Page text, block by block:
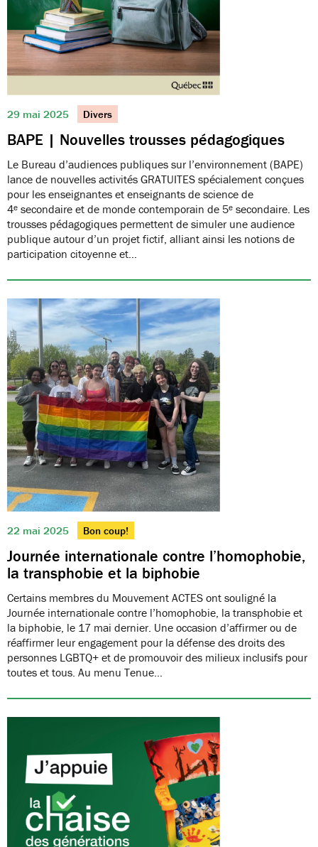
29 mai 2025 Divers
BAPE | Nouvelles trousses pédagogiques
Le Bureau d’audiences publiques sur l’environnement (BAPE)
lance de nouvelles activités GRATUITES spécialement conçues
pour les enseignantes et enseignants de science de
4ᵉ secondaire et de monde contemporain de 5ᵉ secondaire. Les
trousses pédagogiques permettent de simuler une audience
publique autour d’un projet fictif, alliant ainsi les notions de
participation citoyenne et…
22 mai 2025 Bon coup!
Journée internationale contre l’homophobie,
la transphobie et la biphobie
Certains membres du Mouvement ACTES ont souligné la
Journée internationale contre l’homophobie, la transphobie et
la biphobie, le 17 mai dernier. Une occasion d’affirmer ou de
réaffirmer leur engagement pour la défense des droits des
personnes LGBTQ+ et de promouvoir des milieux inclusifs pour
toutes et tous. Au menu Tenue…